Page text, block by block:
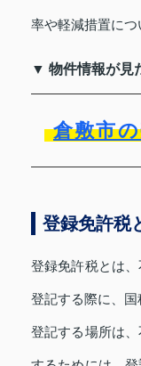
率や軽減措置につ
▼ 物件情報が見
倉敷市
登録免許税
登録免許税とは
登記する際に、国
登記する場所は